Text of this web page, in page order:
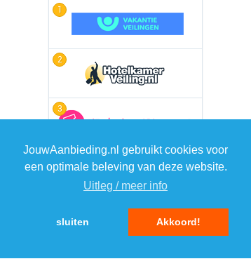
JouwAanbieding.nl gebruikt cookies voor
een optimale beleving van deze website.
Uitleg / meer info
sluiten Akkoord!
1
2
3